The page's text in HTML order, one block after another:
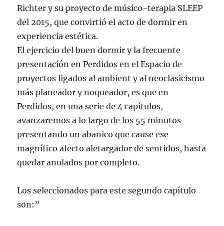
Richter y su proyecto de músico-terapia SLEEP
del 2015, que convirtió el acto de dormir en
experiencia estética.
El ejercicio del buen dormir y la frecuente
presentación en Perdidos en el Espacio de
proyectos ligados al ambient y al neoclasicismo
más planeador y noqueador, es que en
Perdidos, en una serie de 4 capítulos,
avanzaremos a lo largo de los 55 minutos
presentando un abanico que cause ese
magnífico afecto aletargador de sentidos, hasta
quedar anulados por completo.
Los seleccionados para este segundo capítulo
son:”